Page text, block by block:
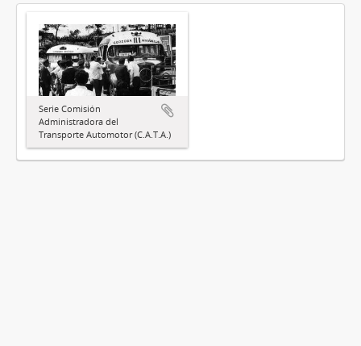
Serie Comisión
Administradora del
Transporte Automotor (C.A.T.A.)